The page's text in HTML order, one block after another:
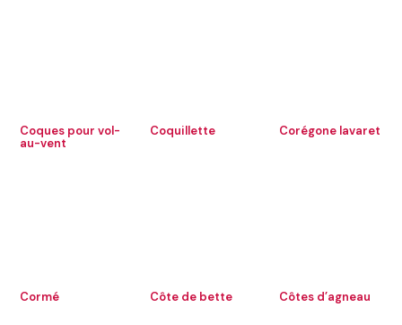
Coques pour vol-
au-vent
Coquillette Corégone lavaret
Cormé Côte de bette Côtes d’agneau